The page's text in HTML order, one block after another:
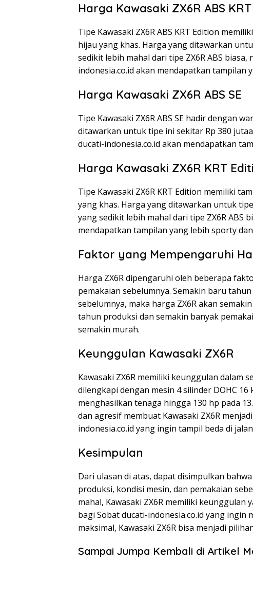
Harga Kawasaki ZX6R ABS
Tipe Kawasaki ZX6R ABS KRT Edition
hijau yang khas. Harga yang ditawarkan
sedikit lebih mahal dari tipe ZX6R ABS
indonesia.co.id akan mendapatkan tampilan
Harga Kawasaki ZX6R ABS SE
Tipe Kawasaki ZX6R ABS SE hadir dengan
ditawarkan untuk tipe ini sekitar Rp 380
ducati-indonesia.co.id akan mendapatkan
Harga Kawasaki ZX6R KRT
Tipe Kawasaki ZX6R KRT Edition memiliki
yang khas. Harga yang ditawarkan untuk
yang sedikit lebih mahal dari tipe ZX6R ABS
mendapatkan tampilan yang lebih sporty
Faktor yang Mempengaruhi
Harga ZX6R dipengaruhi oleh beberapa
pemakaian sebelumnya. Semakin baru
sebelumnya, maka harga ZX6R akan
tahun produksi dan semakin banyak
semakin murah.
Keunggulan Kawasaki ZX6R
Kawasaki ZX6R memiliki keunggulan
dilengkapi dengan mesin 4 silinder DOHC
menghasilkan tenaga hingga 130 hp pada
dan agresif membuat Kawasaki ZX6R
indonesia.co.id yang ingin tampil beda di
Kesimpulan
Dari ulasan di atas, dapat disimpulkan
produksi, kondisi mesin, dan pemakaian
mahal, Kawasaki ZX6R memiliki
bagi Sobat ducati-indonesia.co.id yang
maksimal, Kawasaki ZX6R bisa menjadi
Sampai Jumpa Kembali di Artikel